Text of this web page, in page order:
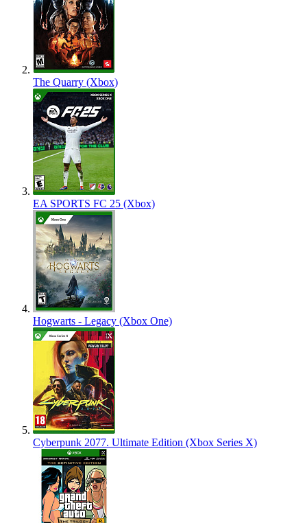
The Quarry (Xbox)
EA SPORTS FC 25 (Xbox)
Hogwarts - Legacy (Xbox One)
Cyberpunk 2077. Ultimate Edition (Xbox Series X)